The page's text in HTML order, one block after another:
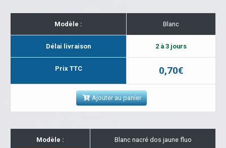
Modèle : Blanc
Délai livraison 2 à 3 jours
Prix TTC 0,70€
Ajouter au panier
Modèle : Blanc nacré dos jaune fluo